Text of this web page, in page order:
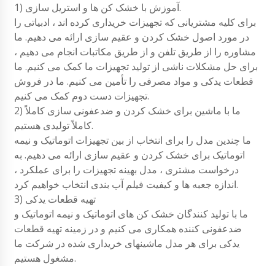
1) آموزش با خشک کن ها و استریل سازی.
برای کلیه مشتریانی که تجهیزات خریداری کرده اند ، ادبیاتی را
در مورد اصول خشک کردن و عقیم سازی ارائه می دهیم. ما
مشاوره را از طریق تلفن و از طریق مکاتبات انجام می دهیم ،
برای حل مشکلات ناشی از تولید تجهیزات ما کمک می کنیم. ما
قطعات یدکی و مواد مصرفی را تأمین می کنیم. ما در فروش
تجهیزات دست دوم کمک می کنیم.
2) ما با ماشین برای خشک کردن و ضدعفونی سازی کاملاً
کاملاً تولیدی هستیم.
ما چندین مدل را برای انتخاب از بین تجهیزات اتوماتیک و نیمه
اتوماتیک برای خشک کردن و عقیم سازی ارائه می دهیم. به
درخواست مشتری ، مدل بهینه تجهیزات را برای عملکرد ،
اندازه جعبه ها و کیفیت فیلم آب بندی انتخاب خواهیم کرد.
3) تهیه قطعات یدکی
ما با تولید کنندگان خشک کن های اتوماتیک و نیمه اتوماتیک و
ضدعفونی کننده همکاری می کنیم و در زمینه تهیه قطعات
یدکی برای هر مدل ماشینهای خریداری شده در شرکت ما
مشغول هستیم.